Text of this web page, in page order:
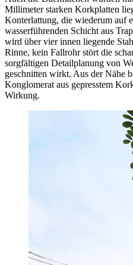
Millimeter starken Korkplatten
Konterlattung, die wiederum auf
wasserführenden Schicht aus
wird über vier innen liegende
Rinne, kein Fallrohr stört die
sorgfältigen Detailplanung von
geschnitten wirkt. Aus der Nähe
Konglomerat aus gepresstem
Wirkung.